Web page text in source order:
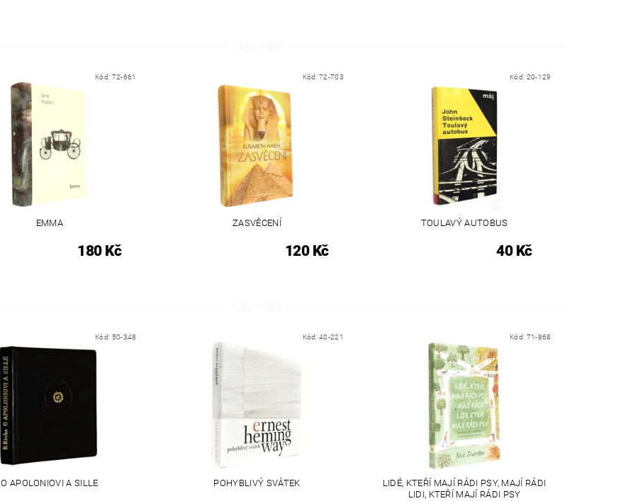
Kód: 72-661
EMMA
180 Kč
Kód:72-703
ZASVĚCENÍ
120 Kč
Kód: 20-129
TOULAVÝ AUTOBUS
40 Kč
Kód: 50-348
O APOLONIOVI A SILLE
Kód:40-221
POHYBLIVÝ SVÁTEK
Kód: 71-868
LIDÉ, KTEŘÍ MAJÍ RÁDI PSY, MAJÍ RÁDI
LIDI, KTEŘÍ MAJÍ RÁDI PSY